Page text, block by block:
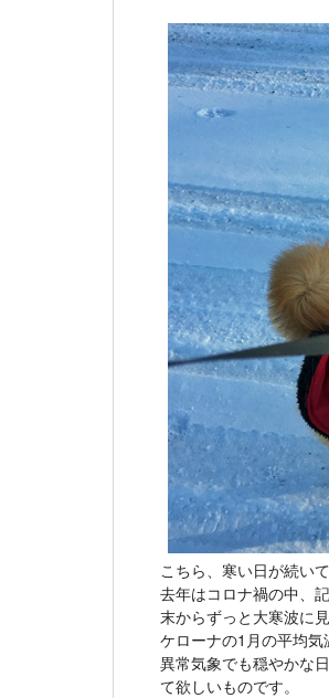
こちら、寒い日が続いて
去年はコロナ禍の中、
末からずっと大寒波に
ケローナの1月の平均
異常気象でも穏やかな
て欲しいものです。